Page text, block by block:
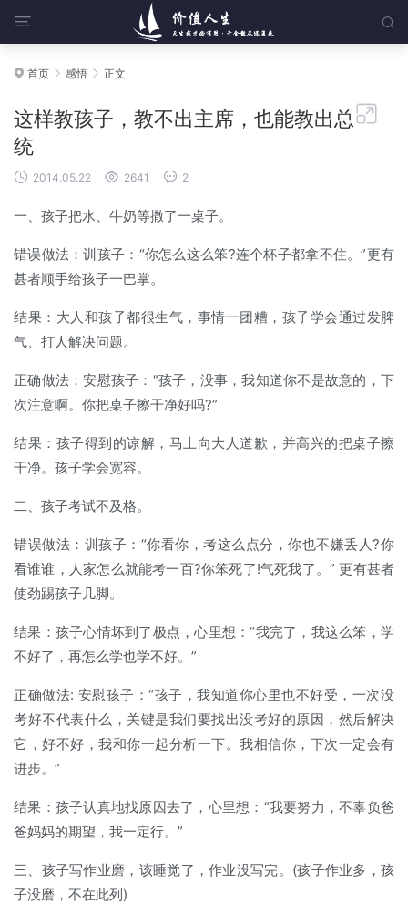
 
 首页  感悟  正文

这样教孩子，教不出主席，也能教出总
统
 2014.05.22  2641  2
一、孩子把水、牛奶等撒了一桌子。
错误做法：训孩子：“你怎么这么笨?连个杯子都拿不住。”更有
甚者顺手给孩子一巴掌。
结果：大人和孩子都很生气，事情一团糟，孩子学会通过发脾
气、打人解决问题。
正确做法：安慰孩子：“孩子，没事，我知道你不是故意的，下
次注意啊。你把桌子擦干净好吗?”
结果：孩子得到的谅解，马上向大人道歉，并高兴的把桌子擦
干净。孩子学会宽容。
二、孩子考试不及格。
错误做法：训孩子：“你看你，考这么点分，你也不嫌丢人?你
看谁谁，人家怎么就能考一百?你笨死了!气死我了。” 更有甚者
使劲踢孩子几脚。
结果：孩子心情坏到了极点，心里想：“我完了，我这么笨，学
不好了，再怎么学也学不好。”
正确做法: 安慰孩子：“孩子，我知道你心里也不好受，一次没
考好不代表什么，关键是我们要找出没考好的原因，然后解决
它，好不好，我和你一起分析一下。我相信你，下次一定会有
进步。”
结果：孩子认真地找原因去了，心里想：“我要努力，不辜负爸
爸妈妈的期望，我一定行。”
三、孩子写作业磨，该睡觉了，作业没写完。(孩子作业多，孩
子没磨，不在此列)